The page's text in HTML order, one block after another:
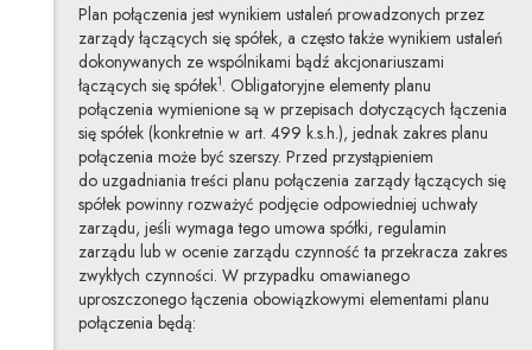
Plan połączenia jest wynikiem ustaleń prowadzonych przez
zarządy łączących się spółek, a często także wynikiem ustaleń
dokonywanych ze wspólnikami bądź akcjonariuszami
łączących się spółek1. Obligatoryjne elementy planu
połączenia wymienione są w przepisach dotyczących łączenia
się spółek (konkretnie w art. 499 k.s.h.), jednak zakres planu
połączenia może być szerszy. Przed przystąpieniem
do uzgadniania treści planu połączenia zarządy łączących się
spółek powinny rozważyć podjęcie odpowiedniej uchwały
zarządu, jeśli wymaga tego umowa spółki, regulamin
zarządu lub w ocenie zarządu czynność ta przekracza zakres
zwykłych czynności. W przypadku omawianego
uproszczonego łączenia obowiązkowymi elementami planu
połączenia będą: